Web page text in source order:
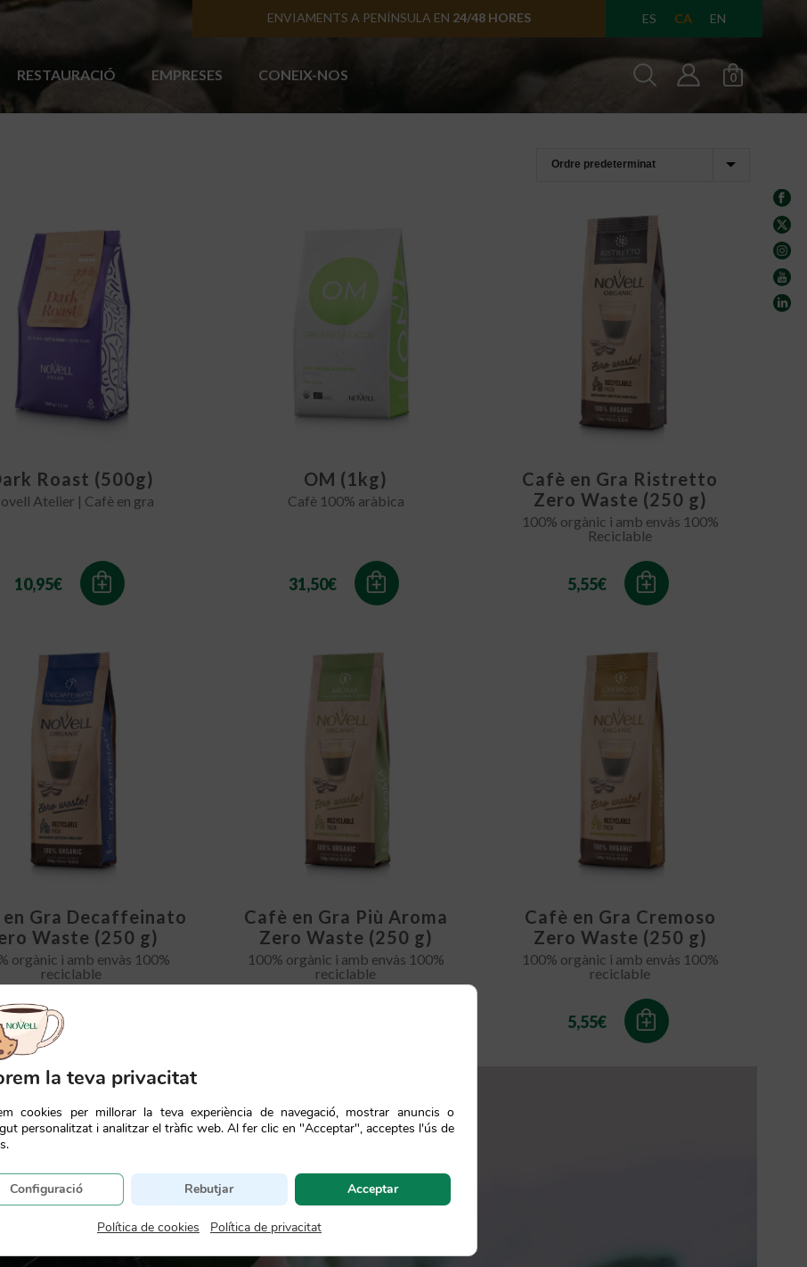
RESTAURACIÓ EMPRESES CONEIX-NOS
ENVIAMENTS A PENÍNSULA EN 24/48 HORES ES CA EN
0
10,95€
Roast (500g)
Atelier | Cafè en gra
31,50€
OM (1kg)
Cafè 100% aràbica
5,55€
Cafè en Gra Ristretto
Zero Waste (250 g)
100% orgànic i amb envàs 100%
Reciclable
5,80€
en Gra Decaffeinato
Waste (250 g)
orgànic i amb envàs 100%
reciclable
Cafè en Gra Più Aroma
Zero Waste (250 g)
100% orgànic i amb envàs 100%
reciclable
5,55€
Cafè en Gra Cremoso
Zero Waste (250 g)
100% orgànic i amb envàs 100%
reciclable
la teva privacitat
cookies per millorar la teva experiència de navegació, mostrar anuncis o
personalitzat i analitzar el tràfic web. Al fer clic en "Acceptar", acceptes l'ús de
Acceptar
Rebutjar
Configuració
Política de cookies Política de privacitat